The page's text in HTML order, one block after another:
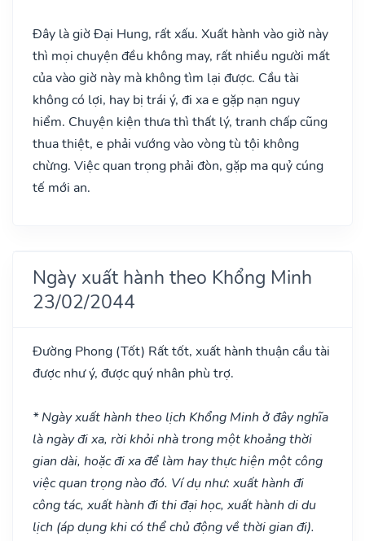
Đây là giờ Đại Hung, rất xấu. Xuất hành vào giờ này
thì mọi chuyện đều không may, rất nhiều người mất
của vào giờ này mà không tìm lại được. Cầu tài
không có lợi, hay bị trái ý, đi xa e gặp nạn nguy
hiểm. Chuyện kiện thưa thì thất lý, tranh chấp cũng
thua thiệt, e phải vướng vào vòng tù tội không
chừng. Việc quan trọng phải đòn, gặp ma quỷ cúng
tế mới an.
Ngày xuất hành theo Khổng Minh
23/02/2044
Đường Phong (Tốt) Rất tốt, xuất hành thuận cầu tài
được như ý, được quý nhân phù trợ.
* Ngày xuất hành theo lịch Khổng Minh ở đây nghĩa
là ngày đi xa, rời khỏi nhà trong một khoảng thời
gian dài, hoặc đi xa để làm hay thực hiện một công
việc quan trọng nào đó. Ví dụ như: xuất hành đi
công tác, xuất hành đi thi đại học, xuất hành di du
lịch (áp dụng khi có thể chủ động về thời gian đi).